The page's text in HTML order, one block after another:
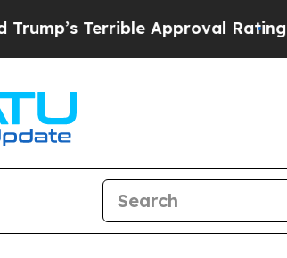
Approval RatingBlack